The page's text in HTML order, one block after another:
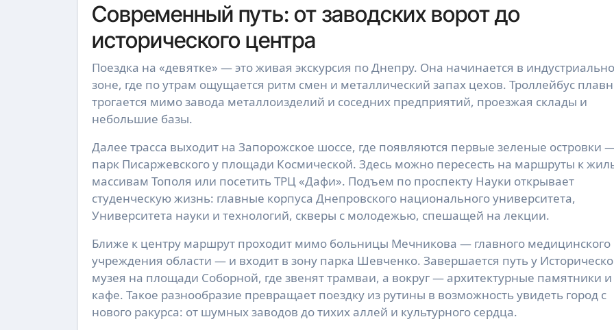
Современный путь: от заводских ворот до
исторического центра
Поездка на «девятке» — это живая экскурсия по Днепру. Она начинается в
зоне, где по утрам ощущается ритм смен и металлический запах цехов. Троллейбус
трогается мимо завода металлоизделий и соседних предприятий, проезжая склады и
небольшие базы.
Далее трасса выходит на Запорожское шоссе, где появляются первые зеленые островки
парк Писаржевского у площади Космической. Здесь можно пересесть на маршруты к
массивам Тополя или посетить ТРЦ «Дафи». Подъем по проспекту Науки открывает
студенческую жизнь: главные корпуса Днепровского национального университета,
Университета науки и технологий, скверы с молодежью, спешащей на лекции.
Ближе к центру маршрут проходит мимо больницы Мечникова — главного медицинского
учреждения области — и входит в зону парка Шевченко. Завершается путь у
музея на площади Соборной, где звенят трамваи, а вокруг — архитектурные памятники и
кафе. Такое разнообразие превращает поездку из рутины в возможность увидеть город с
нового ракурса: от шумных заводов до тихих аллей и культурного сердца.